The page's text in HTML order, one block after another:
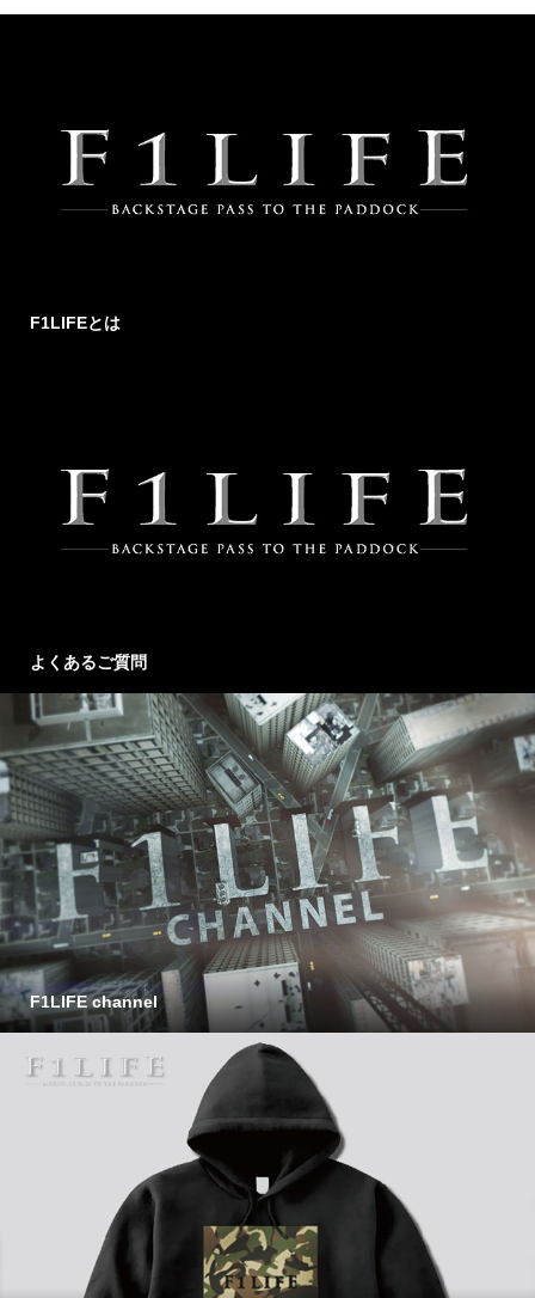
F1LIFEとは
よくあるご質問
F1LIFE channel